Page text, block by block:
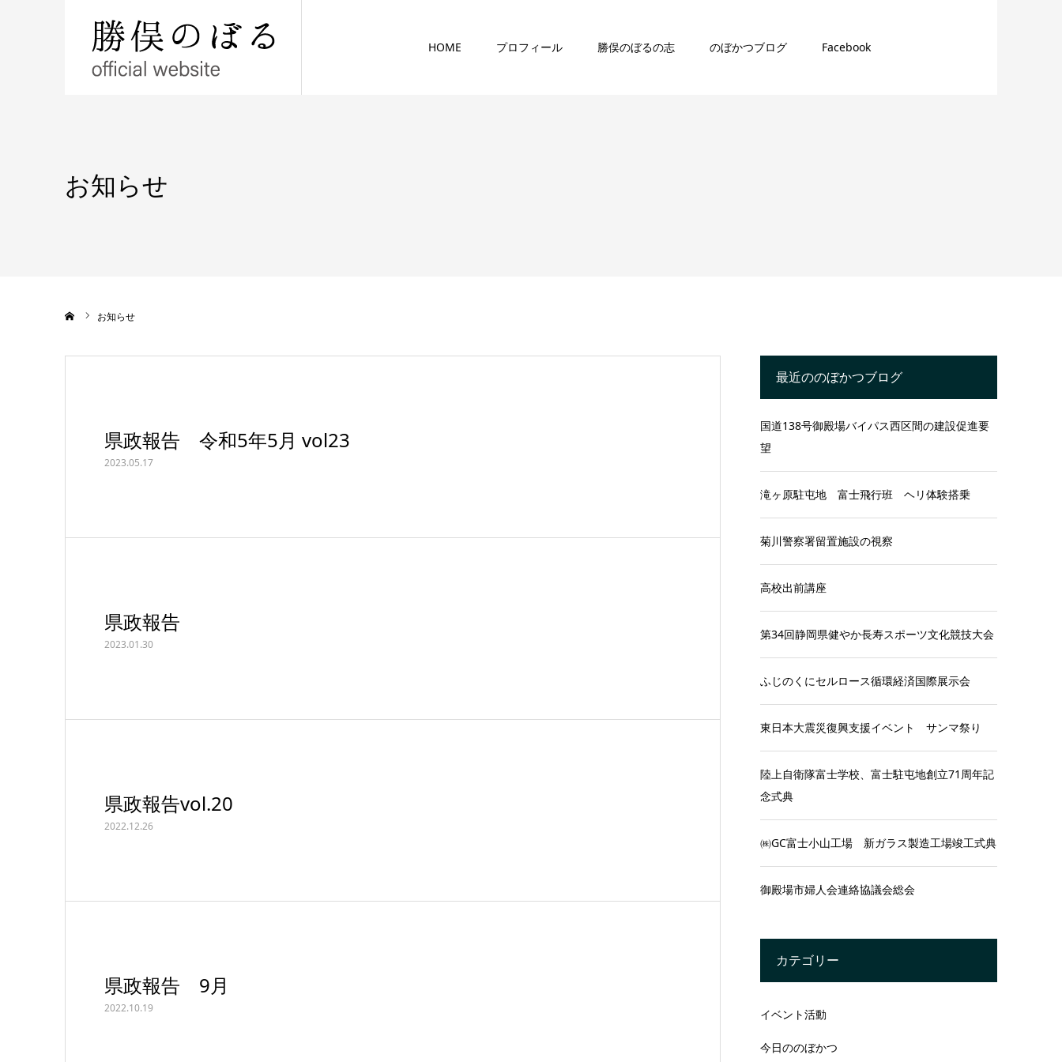
HOME プロフィール 勝俣のぼるの志 のぼかつブログ Facebook
お知らせ
お知らせ
県政報告 令和5年5月 vol23
2023.05.17
県政報告
2023.01.30
県政報告vol.20
2022.12.26
県政報告 9月
2022.10.19
最近ののぼかつブログ
国道138号御殿場バイパス西区間の建設促進要
望
滝ヶ原駐屯地 富士飛行班 ヘリ体験搭乗
菊川警察署留置施設の視察
高校出前講座
第34回静岡県健やか長寿スポーツ文化競技大会
ふじのくにセルロース循環経済国際展示会
東日本大震災復興支援イベント サンマ祭り
陸上自衛隊富士学校、富士駐屯地創立71周年記
念式典
㈱GC富士小山工場 新ガラス製造工場竣工式典
御殿場市婦人会連絡協議会総会
カテゴリー
イベント活動
今日ののぼかつ